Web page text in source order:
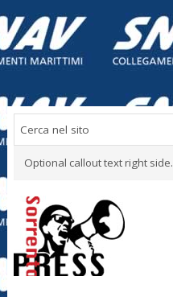
Optional callout text right side.